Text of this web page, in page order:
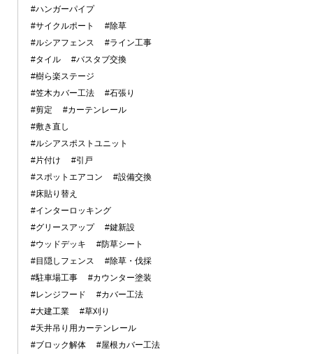
#ハンガーパイプ
#サイクルポート
#除草
#ルシアフェンス
#ライン工事
#タイル
#バスタブ交換
#樹ら楽ステージ
#笠木カバー工法
#石張り
#剪定
#カーテンレール
#敷き直し
#ルシアスポストユニット
#片付け
#引戸
#スポットエアコン
#設備交換
#床貼り替え
#インターロッキング
#グリースアップ
#鍵新設
#ウッドデッキ
#防草シート
#目隠しフェンス
#除草・伐採
#駐車場工事
#カウンター塗装
#レンジフード
#カバー工法
#大建工業
#草刈り
#天井吊り用カーテンレール
#ブロック解体
#屋根カバー工法